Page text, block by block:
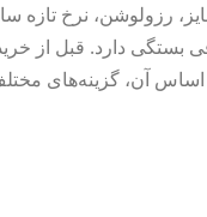
رزولوشن، نرخ تازه
بستگی دارد. قبل از
اساس آن، گزینه‌های